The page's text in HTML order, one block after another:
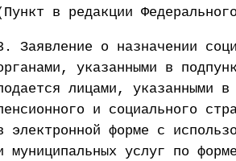
в редакции
Заявление о назначении
указанными в
лицами, указанными
и социального
электронной форме с
муниципальных услуг по